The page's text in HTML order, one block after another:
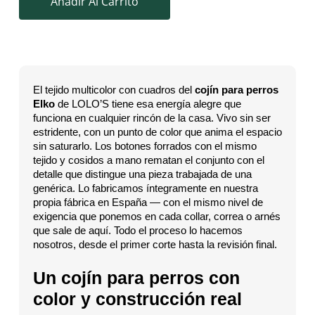
El tejido multicolor con cuadros del cojín para perros
Elkode LOLO’S tiene esa energía alegre que
funciona en cualquier rincón de la casa. Vivo sin ser
estridente, con un punto de color que anima el espacio
sin saturarlo. Los botones forrados con el mismo
tejido y cosidos a mano rematan el conjunto con el
detalle que distingue una pieza trabajada de una
genérica. Lo fabricamos íntegramente en nuestra
propia fábrica en España — con el mismo nivel de
exigencia que ponemos en cada collar, correa o arnés
que sale de aquí. Todo el proceso lo hacemos
nosotros, desde el primer corte hasta la revisión final.
Un cojín para perros con
color y construcción real